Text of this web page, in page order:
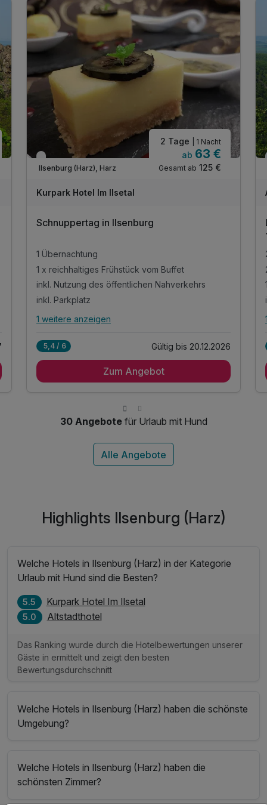
Verfügbar bis Dezember
Ilsenburg (Harz), Harz
2 Tage | 1 Nacht
ab 63 €
Gesamt ab 125 €
Kurpark Hotel Im Ilsetal
Schnuppertag in Ilsenburg
1 Übernachtung
1 x reichhaltiges Frühstück vom Buffet
inkl. Nutzung des öffentlichen Nahverkehrs
inkl. Parkplatz
Alle Inklusivleistungen
1 x reichhaltiges Frühstück vom Buffet
inkl. W-LAN
1 weitere anzeigen
5,4 / 6 Gültig bis 20.12.2026
Zum Angebot
30 Angebotefür Urlaub mit Hund
Highlights Ilsenburg (Harz)
Welche Hotels in Ilsenburg (Harz) in der Kategorie
Urlaub mit Hund sind die Besten?
5.5 Kurpark Hotel Im Ilsetal
5.0 Altstadthotel
Das Ranking wurde durch die Hotelbewertungen unserer
Gäste in ermittelt und zeigt den besten
Bewertungsdurchschnitt
Welche Hotels in Ilsenburg (Harz) haben die schönste
Umgebung?
Welche Hotels in Ilsenburg (Harz) haben die
schönsten Zimmer?